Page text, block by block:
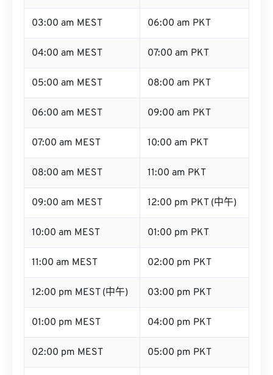
03:00 am MEST 06:00 am PKT
04:00 am MEST 07:00 am PKT
05:00 am MEST 08:00 am PKT
06:00 am MEST 09:00 am PKT
07:00 am MEST 10:00 am PKT
08:00 am MEST 11:00 am PKT
09:00 am MEST 12:00 pm PKT (中午)
10:00 am MEST 01:00 pm PKT
11:00 am MEST 02:00 pm PKT
12:00 pm MEST (中午) 03:00 pm PKT
01:00 pm MEST 04:00 pm PKT
02:00 pm MEST 05:00 pm PKT